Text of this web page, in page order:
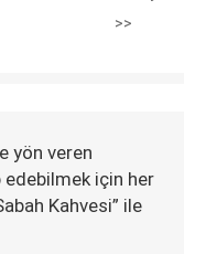
>>
yön veren
için her
Kahvesi” ile